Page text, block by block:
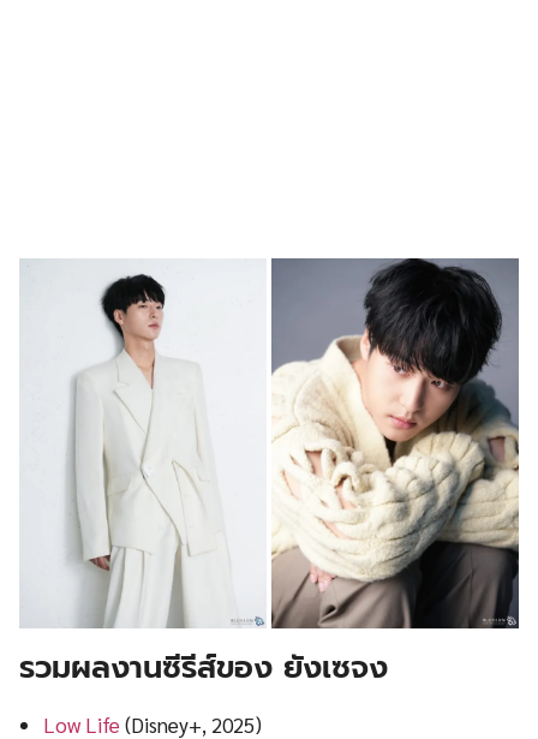
รวมผลงานซีรีส์ของ ยังเซจง
Low Life(Disney+, 2025)